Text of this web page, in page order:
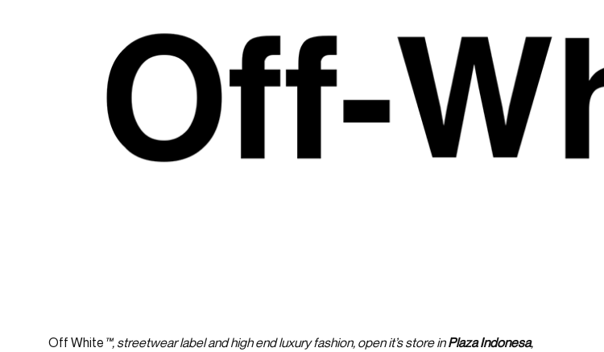
Off White ™, streetwear label and high end luxury fashion, open it’s store inPlaza Indonesa,